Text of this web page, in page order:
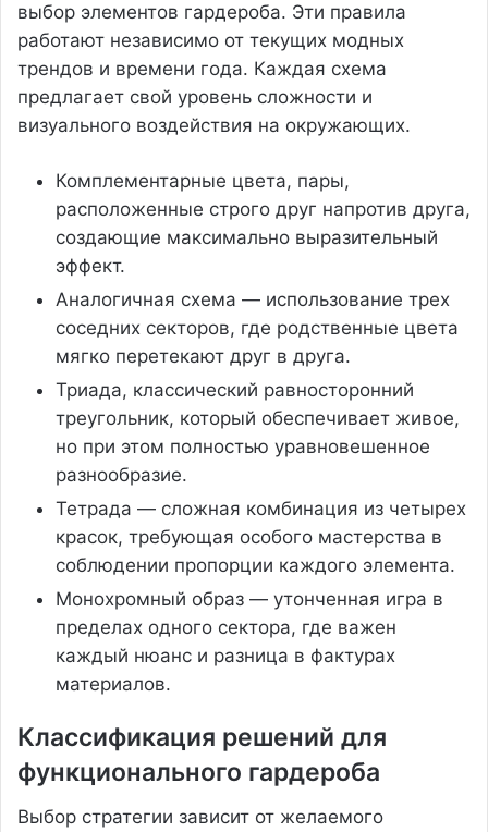
выбор элементов гардероба. Эти правила
работают независимо от текущих модных
трендов и времени года. Каждая схема
предлагает свой уровень сложности и
визуального воздействия на окружающих.
Комплементарные цвета, пары,
расположенные строго друг напротив друга,
создающие максимально выразительный
эффект.
Аналогичная схема — использование трех
соседних секторов, где родственные цвета
мягко перетекают друг в друга.
Триада, классический равносторонний
треугольник, который обеспечивает живое,
но при этом полностью уравновешенное
разнообразие.
Тетрада — сложная комбинация из четырех
красок, требующая особого мастерства в
соблюдении пропорции каждого элемента.
Монохромный образ — утонченная игра в
пределах одного сектора, где важен
каждый нюанс и разница в фактурах
материалов.
Классификация решений для
функционального гардероба
Выбор стратегии зависит от желаемого